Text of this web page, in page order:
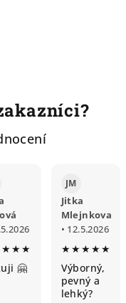
🤗
JM
Jitka
Mlejnkova
• 12.5.2026
★★★★★
Výborný,
pevný a
lehký?